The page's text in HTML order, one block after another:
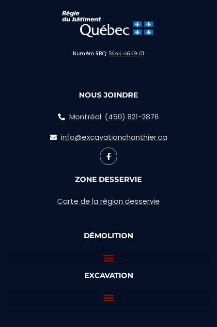
Numéro RBQ: 5644-4649-01
NOUS JOINDRE
Montréal: (450) 821-2876
info@excavationchanthier.ca
ZONE DESSERVIE
Carte de la région desservie
DÉMOLITION
EXCAVATION